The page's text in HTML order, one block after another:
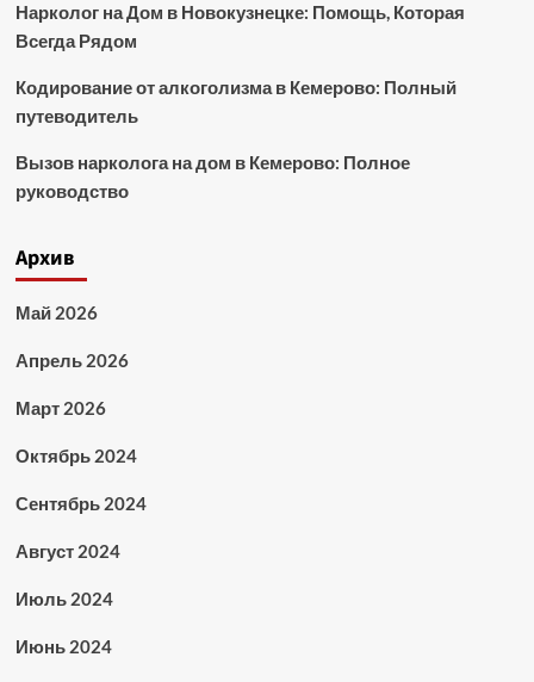
Нарколог на Дом в Новокузнецке: Помощь, Которая
Всегда Рядом
Кодирование от алкоголизма в Кемерово: Полный
путеводитель
Вызов нарколога на дом в Кемерово: Полное
руководство
Архив
Май 2026
Апрель 2026
Март 2026
Октябрь 2024
Сентябрь 2024
Август 2024
Июль 2024
Июнь 2024